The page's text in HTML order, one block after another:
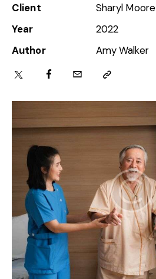
Client
Sharyl Moore
Year
2022
Author
Amy Walker